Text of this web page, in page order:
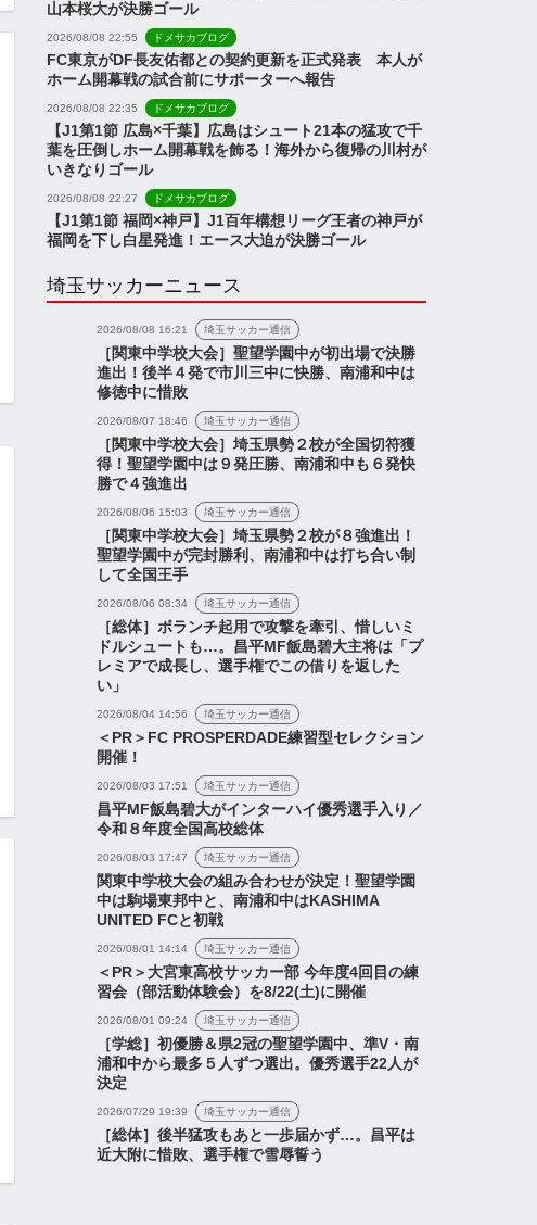
山本桜大が決勝ゴール
2026/08/08 22:55 ドメサカブログ
FC東京がDF長友佑都との契約更新を正式発表 本人が
ホーム開幕戦の試合前にサポーターへ報告
2026/08/08 22:35 ドメサカブログ
【J1第1節 広島×千葉】広島はシュート21本の猛攻で千
葉を圧倒しホーム開幕戦を飾る！海外から復帰の川村が
いきなりゴール
2026/08/08 22:27 ドメサカブログ
【J1第1節 福岡×神戸】J1百年構想リーグ王者の神戸が
福岡を下し白星発進！エース大迫が決勝ゴール
埼玉サッカーニュース
2026/08/08 16:21 埼玉サッカー通信
［関東中学校大会］聖望学園中が初出場で決勝
進出！後半４発で市川三中に快勝、南浦和中は
修徳中に惜敗
2026/08/07 18:46 埼玉サッカー通信
［関東中学校大会］埼玉県勢２校が全国切符獲
得！聖望学園中は９発圧勝、南浦和中も６発快
勝で４強進出
2026/08/06 15:03 埼玉サッカー通信
［関東中学校大会］埼玉県勢２校が８強進出！
聖望学園中が完封勝利、南浦和中は打ち合い制
して全国王手
2026/08/06 08:34 埼玉サッカー通信
［総体］ボランチ起用で攻撃を牽引、惜しいミ
ドルシュートも…。昌平MF飯島碧大主将は「プ
レミアで成長し、選手権でこの借りを返した
い」
2026/08/04 14:56 埼玉サッカー通信
＜PR＞FC PROSPERDADE練習型セレクション
開催！
2026/08/03 17:51 埼玉サッカー通信
昌平MF飯島碧大がインターハイ優秀選手入り／
令和８年度全国高校総体
2026/08/03 17:47 埼玉サッカー通信
関東中学校大会の組み合わせが決定！聖望学園
中は駒場東邦中と、南浦和中はKASHIMA
UNITED FCと初戦
2026/08/01 14:14 埼玉サッカー通信
＜PR＞大宮東高校サッカー部 今年度4回目の練
習会（部活動体験会）を8/22(土)に開催
2026/08/01 09:24 埼玉サッカー通信
［学総］初優勝＆県2冠の聖望学園中、準V・南
浦和中から最多５人ずつ選出。優秀選手22人が
決定
2026/07/29 19:39 埼玉サッカー通信
［総体］後半猛攻もあと一歩届かず…。昌平は
近大附に惜敗、選手権で雪辱誓う